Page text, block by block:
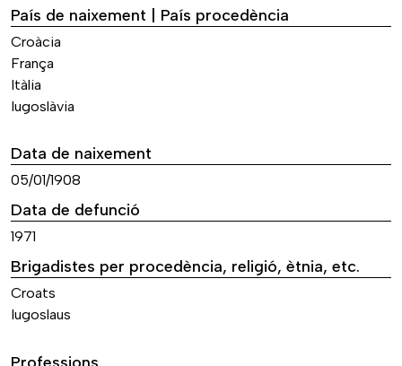
País de naixement | País procedència
Croàcia
França
Itàlia
Iugoslàvia
Data de naixement
05/01/1908
Data de defunció
1971
Brigadistes per procedència, religió, ètnia, etc.
Croats
Iugoslaus
Professions